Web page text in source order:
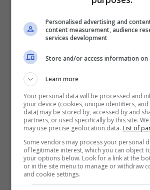
in modo da dare ai nostri
Luca Boldrini, direttore
CNR.
E voi che cosa ne pensate?
questo yacht o quello di Steve
passata estate si aggirava
Personalised advertising and
content measurement, audience
services development
Store and/or access information on
Learn more
Your personal data will be processed and
your device (cookies, unique identifiers,
data) may be stored by, accessed by and
partners, or used specifically by this site.
may use precise geolocation data. List of
Some vendors may process your personal
of legitimate interest, which you can object
your options below. Look for a link at the
or in the site menu to manage or withdraw
and cookie settings.